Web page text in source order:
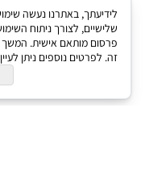
שלישיים, לצורך ניתוח
פרסום מותאם אישית.
זה. לפרטים נוספים ניתן